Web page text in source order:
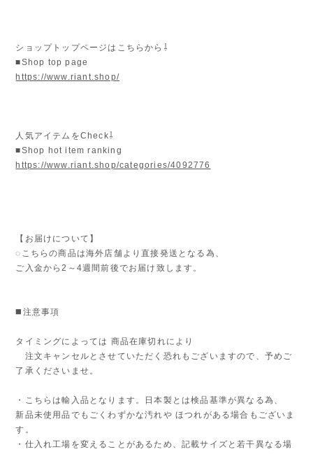
ショップトップページはこちらから⇩
■Shop top page
https://www.riant.shop/
人気アイテムをCheck⇩
■Shop hot item ranking
https://www.riant.shop/categories/4092776
【お届けについて】
◌こちらの商品は海外店舗より直接発送となる為、
ご入金から2～4週間前後でお届け致します。
◼️注意事項
タイミングによっては 商品在庫切れにより
注文キャンセルとさせていただく恐れもございますので、予めご
了承くださいませ。
・こちらは輸入品となります。日本製とは検品基準が異なる為、
新品未使用品でもごくわずかな汚れや ほつれがある場合もございま
す。
・仕入れ工場を変えることがあるため、記載サイズと若干異なる場